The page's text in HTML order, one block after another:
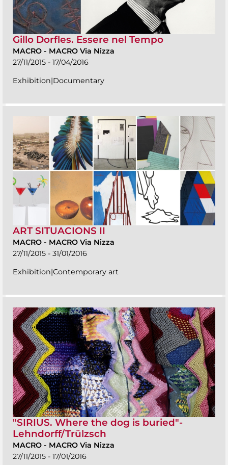
Gillo Dorfles. Essere nel Tempo
MACRO - MACRO Via Nizza
27/11/2015 - 17/04/2016
Exhibition|Documentary
ART SITUACIONS II
MACRO - MACRO Via Nizza
27/11/2015 - 31/01/2016
Exhibition|Contemporary art
"SIRIUS. Where the dog is buried"-
Lehndorff/Trülzsch
MACRO - MACRO Via Nizza
27/11/2015 - 17/01/2016